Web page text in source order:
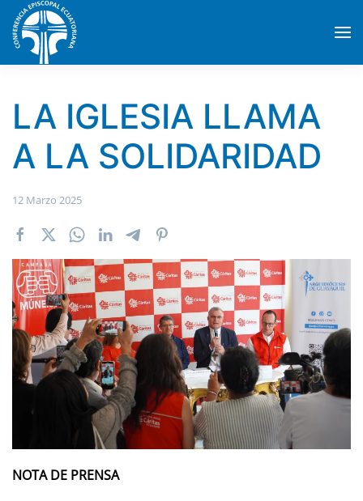
Skip to main content
LA IGLESIA LLAMA
A LA SOLIDARIDAD
12 Marzo 2025
NOTA DE PRENSA